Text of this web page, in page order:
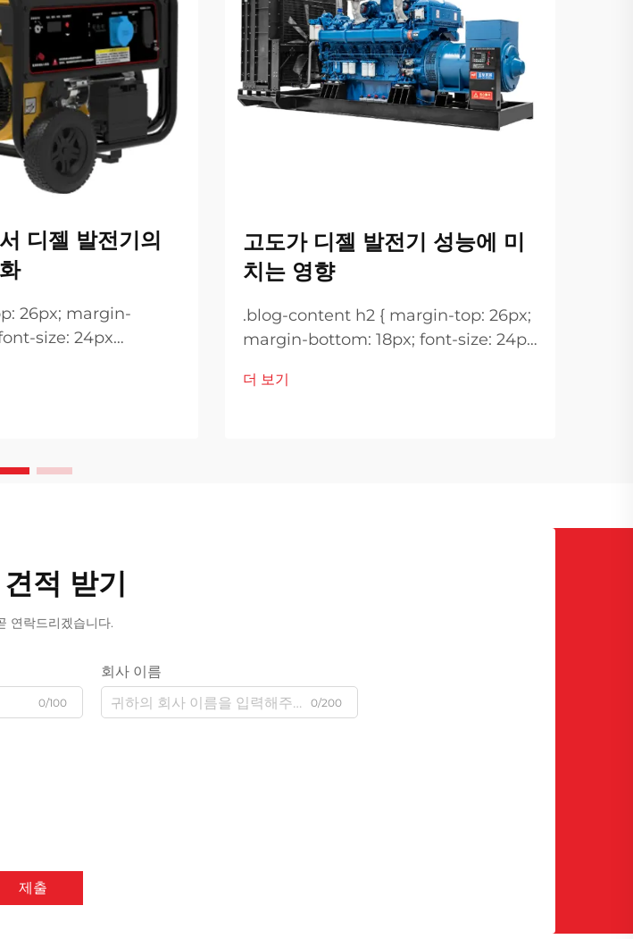
디젤 발전기의
26px; margin-
size: 24px
} h3 { margin-top:
고도가 디젤 발전기 성능에 미
치는 영향
.blog-content h2 { margin-top: 26px;
margin-bottom: 18px; font-size: 24px
height: normal; } .blog-content h3 {
더 보기
적 받기
연락드리겠습니다.
0/100
회사 이름
0/200
제출